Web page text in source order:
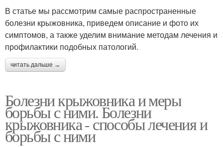
В статье мы рассмотрим самые распространенные
болезни крыжовника, приведем описание и фото их
симптомов, а также уделим внимание методам лечения и
профилактики подобных патологий.
читать дальше →
Болезни крыжовника и меры
борьбы с ними. Болезни
крыжовника - способы лечения и
борьбы с ними